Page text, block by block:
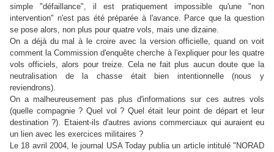
simple "défaillance", il est pratiquement impossible qu'une "non
intervention" n'est pas été préparée à l'avance. Parce que la question
se pose alors, non plus pour quatre vols, mais une dizaine.
On a déjà du mal à le croire avec la version officielle, quand on voit
comment la Commission d'enquête cherche à l'expliquer pour les quatre
vols officiels, alors pour treize. Cela ne fait plus aucun doute que la
neutralisation de la chasse était bien intentionnelle (nous y
reviendrons).
On a malheureusement pas plus d'informations sur ces autres vols
(quelle compagnie ? Quel vol ? Quel était leur point de départ et leur
destination ?). Etaient-ils d'autres avions commerciaux qui auraient eu
un lien avec les exercices militaires ?
Le 18 avril 2004, le journal USA Today publia un article intitulé "NORAD